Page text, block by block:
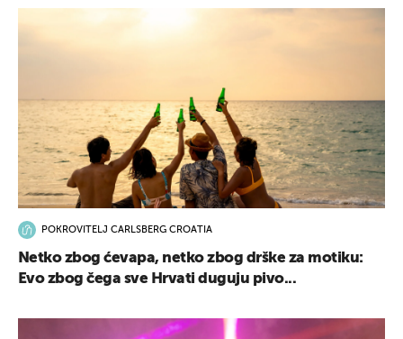
POKROVITELJ CARLSBERG CROATIA
Netko zbog ćevapa, netko zbog drške za motiku:
Evo zbog čega sve Hrvati duguju pivo...